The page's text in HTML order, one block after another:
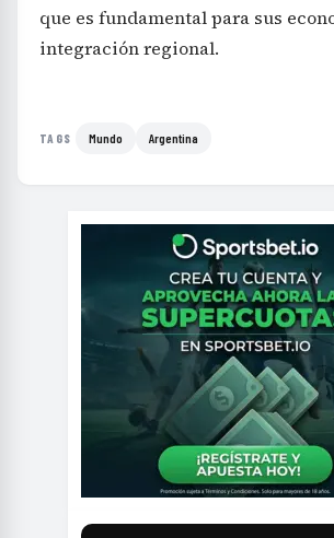
que es fundamental para sus
integración regional.
TAGS Mundo Argentina